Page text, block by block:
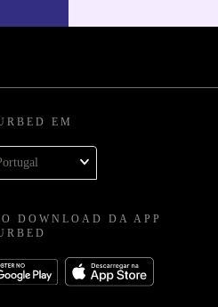
EM
DOWNLOAD DA APP